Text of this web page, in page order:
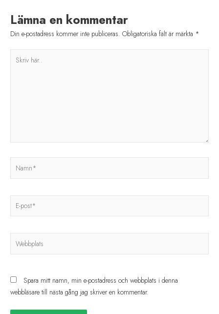
Lämna en kommentar
Din e-postadress kommer inte publiceras. Obligatoriska fält är märkta *
Spara mitt namn, min e-postadress och webbplats i denna
webbläsare till nästa gång jag skriver en kommentar.